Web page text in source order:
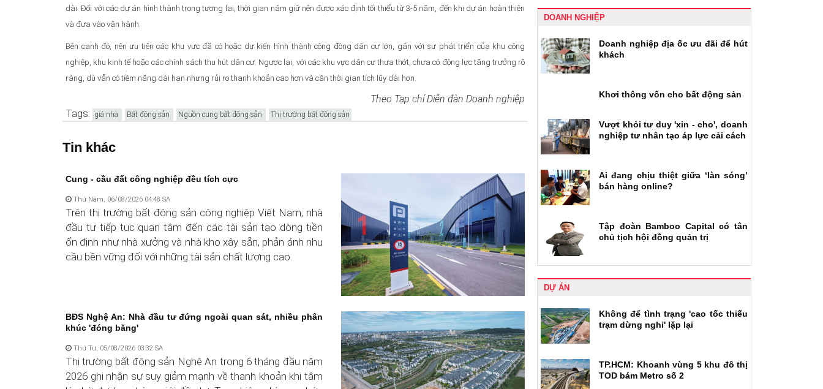
dài. Đối với các dự án hình thành trong tương lai, thời gian nắm giữ nên được xác định tối thiểu từ 3-5 năm, đến khi dự án hoàn thiện
và đưa vào vận hành.
Bên cạnh đó, nên ưu tiên các khu vực đã có hoặc dự kiến hình thành cộng đồng dân cư lớn, gắn với sự phát triển của khu công
nghiệp, khu kinh tế hoặc các chính sách thu hút dân cư. Ngược lại, với các khu vực dân cư thưa thớt, chưa có động lực tăng trưởng rõ
ràng, dù vẫn có tiềm năng dài hạn nhưng rủi ro thanh khoản cao hơn và cần thời gian tích lũy dài hơn.
Theo Tạp chí Diễn đàn Doanh nghiệp
Tags: giá nhà Bất động sản Nguồn cung bất động sản Thị trường bất động sản
Tin khác
Cung - cầu đất công nghiệp đều tích cực
Thứ Năm, 06/08/2026 04:48 SA
Trên thị trường bất động sản công nghiệp Việt Nam, nhà
đầu tư tiếp tục quan tâm đến các tài sản tạo dòng tiền
ổn định như nhà xưởng và nhà kho xây sẵn, phản ánh nhu
cầu bền vững đối với những tài sản chất lượng cao.
BĐS Nghệ An: Nhà đầu tư đứng ngoài quan sát, nhiều phân
khúc 'đóng băng'
Thứ Tư, 05/08/2026 03:32 SA
Thị trường bất động sản Nghệ An trong 6 tháng đầu năm
2026 ghi nhận sự suy giảm mạnh về thanh khoản khi tâm
DOANH NGHIỆP
Doanh nghiệp địa ốc ưu đãi để hút
khách
Khơi thông vốn cho bất động sản
Vượt khỏi tư duy 'xin - cho', doanh
nghiệp tư nhân tạo áp lực cải cách
Ai đang chịu thiệt giữa ‘làn sóng’
bán hàng online?
Tập đoàn Bamboo Capital có tân
chủ tịch hội đồng quản trị
DỰ ÁN
Không để tình trạng 'cao tốc thiếu
trạm dừng nghỉ' lặp lại
TP.HCM: Khoanh vùng 5 khu đô thị
TOD bám Metro số 2